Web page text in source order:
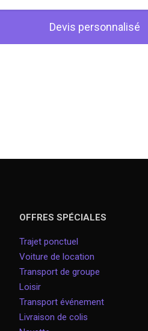
Devis personnalisé
OFFRES SPÉCIALES
Trajet ponctuel
Voiture de location
Transport de groupe
Loisir
Transport événement
Livraison de colis